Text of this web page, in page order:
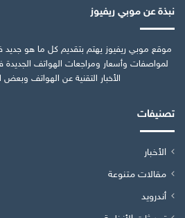
نبذة عن موبي ريفيوز
موقع موبي ريفيوز يهتم بتقديم كل ما هو
لمواصفات وأسعار ومراجعات الهواتف
الأخبار التقنية عن الهواتف
تصنيفات
الأخبار
مقالات متنوعة
أندرويد